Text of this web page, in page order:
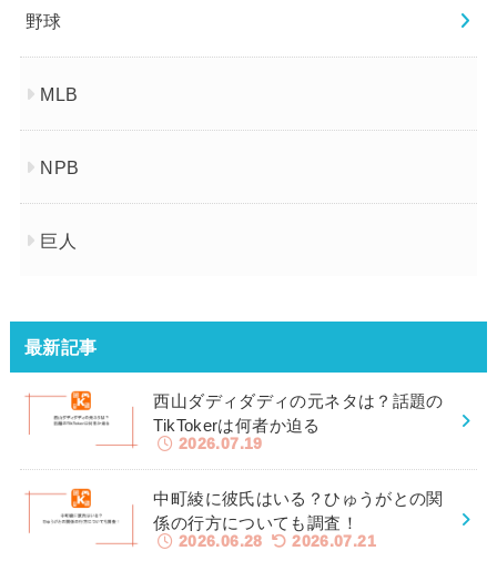
野球
MLB
NPB
巨人
最新記事
西山ダディダディの元ネタは？話題の
TikTokerは何者か迫る
2026.07.19
中町綾に彼氏はいる？ひゅうがとの関
係の行方についても調査！
2026.06.28 2026.07.21